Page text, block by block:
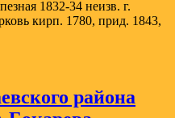
1832-34 неизв. г.
кирп. 1780, прид. 1843,
района